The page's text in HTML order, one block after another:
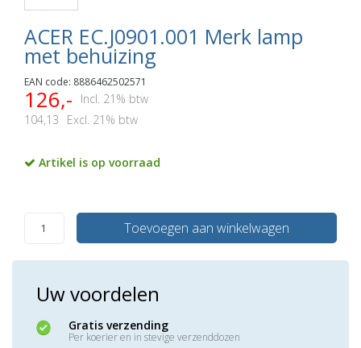
ACER EC.J0901.001 Merk lamp
met behuizing
EAN code: 8886462502571
126,-
Incl. 21% btw
104,13
Excl. 21% btw
Artikel is op voorraad
Toevoegen aan winkelwagen
Uw voordelen
Gratis verzending
Per koerier en in stevige verzenddozen